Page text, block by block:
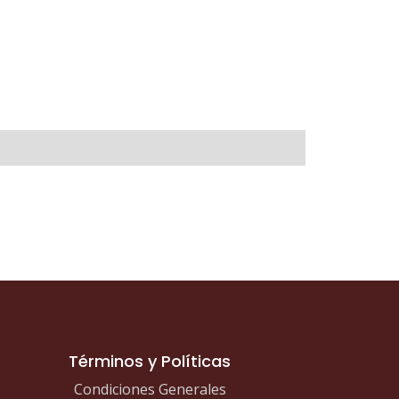
Términos y Políticas
Condiciones Generales